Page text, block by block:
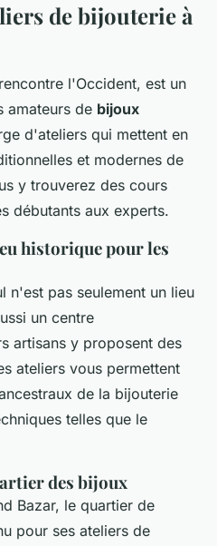
de bijouterie à
l'Occident, est un
amateurs de bijoux
d'ateliers qui mettent en
et modernes de
y trouverez des cours
débutants aux experts.
historique pour les
n'est pas seulement un lieu
un centre
artisans y proposent des
ateliers vous permettent
de la bijouterie
telles que le
des bijoux
Bazar, le quartier de
pour ses ateliers de